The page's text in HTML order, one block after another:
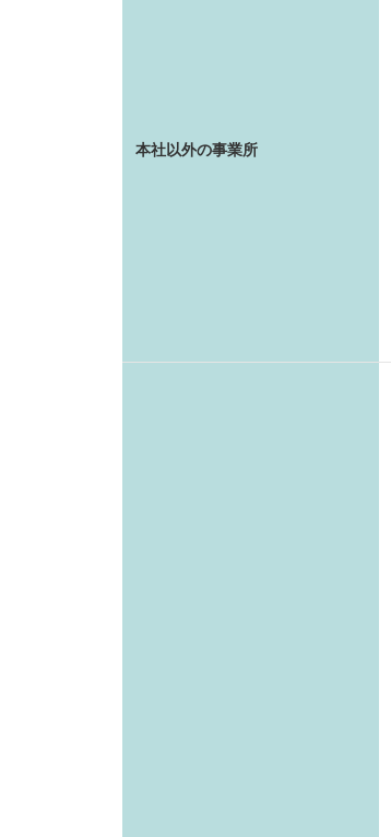
本社以外の事業所